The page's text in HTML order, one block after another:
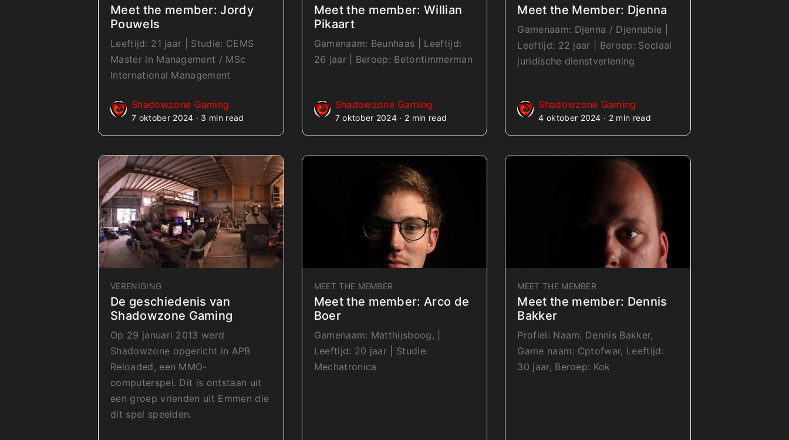
Meet the member: Jordy
Pouwels
Leeftijd: 21 jaar | Studie: CEMS
Master in Management / MSc
International Management
Shadowzone Gaming
7 oktober 2024 · 3 min read
Meet the member: Willian
Pikaart
Gamenaam: Beunhaas | Leeftijd:
26 jaar | Beroep: Betontimmerman
Shadowzone Gaming
7 oktober 2024 · 2 min read
Meet the Member: Djenna
Gamenaam: Djenna / Djennabie |
Leeftijd: 22 jaar | Beroep: Sociaal
juridische dienstverlening
Shadowzone Gaming
4 oktober 2024 · 2 min read
VERENIGING
De geschiedenis van
Shadowzone Gaming
Op 29 januari 2013 werd
Shadowzone opgericht in APB
Reloaded, een MMO-
computerspel. Dit is ontstaan uit
een groep vrienden uit Emmen die
dit spel speelden.
MEET THE MEMBER
Meet the member: Arco de
Boer
Gamenaam: Matthijsboog, |
Leeftijd: 20 jaar | Studie:
Mechatronica
MEET THE MEMBER
Meet the member: Dennis
Bakker
​Profiel: Naam: Dennis Bakker,
Game naam: Cptofwar, Leeftijd:
30 jaar, Beroep: Kok